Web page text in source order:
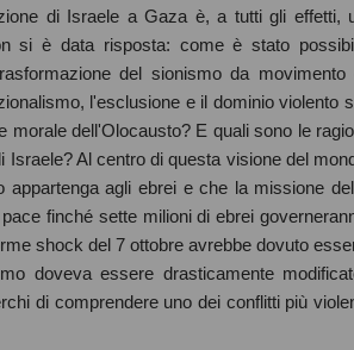
di Israele a Gaza è, a tutti gli effetti,
si è data risposta: come è stato
del sionismo da movimento
l'esclusione e il dominio violento
morale dell'Olocausto? E quali sono le
Al centro di questa visione del
agli ebrei e che la missione
finché sette milioni di ebrei
shock del 7 ottobre avrebbe dovuto
doveva essere drasticamente
di comprendere uno dei conflitti più